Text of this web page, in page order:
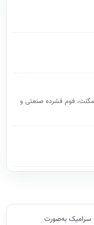
ضخیم، ام دی اف 3و 5 میل، مگنت، فوم فشرده صنعتی و
سرامیک به‌صورت